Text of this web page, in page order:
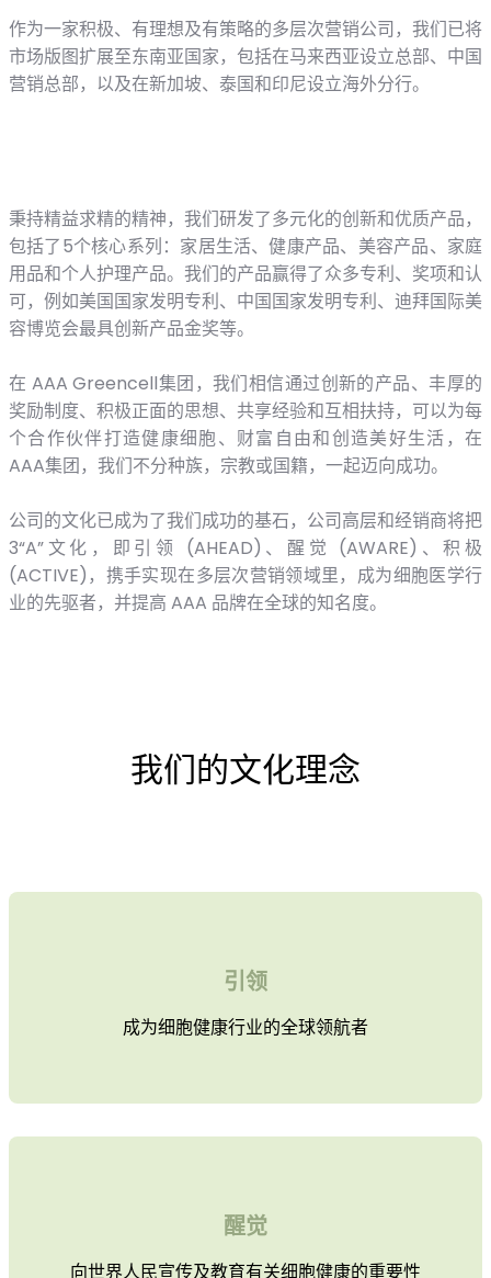
作为一家积极、有理想及有策略的多层次营销公司，我们已将
市场版图扩展至东南亚国家，包括在马来西亚设立总部、中国
营销总部，以及在新加坡、泰国和印尼设立海外分行。
秉持精益求精的精神，我们研发了多元化的创新和优质产品，
包括了5个核心系列：家居生活、健康产品、美容产品、家庭
用品和个人护理产品。我们的产品赢得了众多专利、奖项和认
可，例如美国国家发明专利、中国国家发明专利、迪拜国际美
容博览会最具创新产品金奖等。
在 AAA Greencell集团，我们相信通过创新的产品、丰厚的
奖励制度、积极正面的思想、共享经验和互相扶持，可以为每
个合作伙伴打造健康细胞、财富自由和创造美好生活，在
AAA集团，我们不分种族，宗教或国籍，一起迈向成功。
公司的文化已成为了我们成功的基石，公司高层和经销商将把
3“A”文化，即引领 (AHEAD)、醒觉 (AWARE)、积极
(ACTIVE)，携手实现在多层次营销领域里，成为细胞医学行
业的先驱者，并提高 AAA 品牌在全球的知名度。
我们的文化理念
引领
成为细胞健康行业的全球领航者
醒觉
向世界人民宣传及教育有关细胞健康的重要性